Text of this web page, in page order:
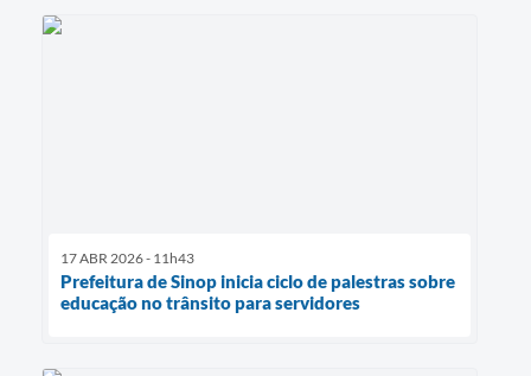
17 ABR 2026 - 11h43
Prefeitura de Sinop inicia ciclo de palestras sobre
educação no trânsito para servidores